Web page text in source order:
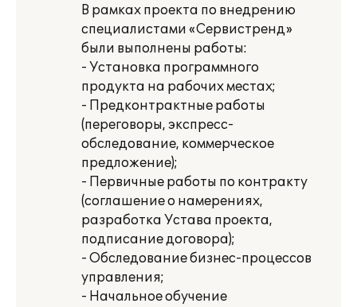
В рамках проекта по внедрению
специалистами «Сервистренд»
были выполнены работы:
- Установка программного
продукта на рабочих местах;
- Предконтрактные работы
(переговоры, экспресс-
обследование, коммерческое
предложение);
- Первичные работы по контракту
(соглашение о намерениях,
разработка Устава проекта,
подписание договора);
- Обследование бизнес-процессов
управления;
- Начальное обучение